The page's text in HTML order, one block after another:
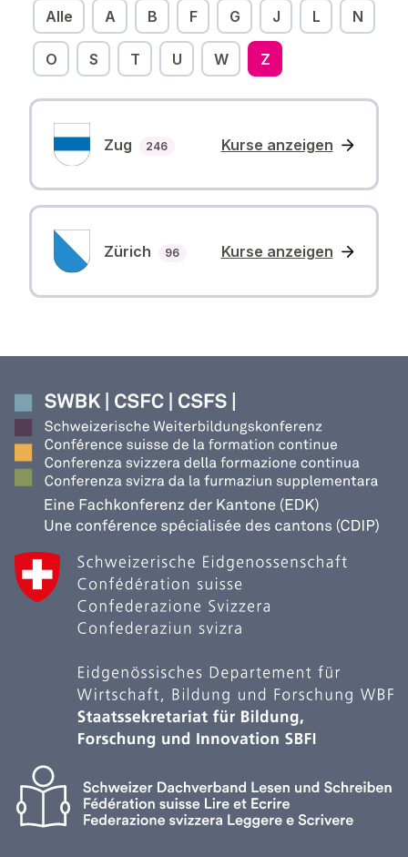
Alle A B F G J L N
O S T U W Z
Zug 246Anzahl KurseKurse anzeigen
Zürich 96Anzahl KurseKurse anzeigen